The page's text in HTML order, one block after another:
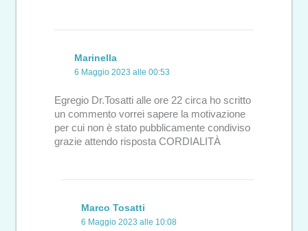
Marinella
6 Maggio 2023 alle 00:53
Egregio Dr.Tosatti alle ore 22 circa ho scritto
un commento vorrei sapere la motivazione
per cui non è stato pubblicamente condiviso
grazie attendo risposta CORDIALITÀ
Marco Tosatti
6 Maggio 2023 alle 10:08